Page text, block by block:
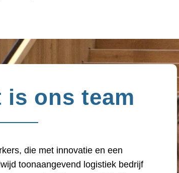
is ons team
die met innovatie en een
toonaangevend logistiek bedrijf